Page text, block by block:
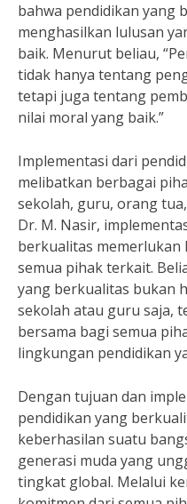
bahwa pendidikan yang
menghasilkan lulusan
baik. Menurut beliau,
tidak hanya tentang
tetapi juga tentang
nilai moral yang baik.”
Implementasi dari
melibatkan berbagai
sekolah, guru, orang
Dr. M. Nasir,
berkualitas memerlukan
semua pihak terkait.
yang berkualitas bukan
sekolah atau guru saja,
bersama bagi semua
lingkungan pendidikan
Dengan tujuan dan
pendidikan yang
keberhasilan suatu
generasi muda yang
tingkat global. Melalui